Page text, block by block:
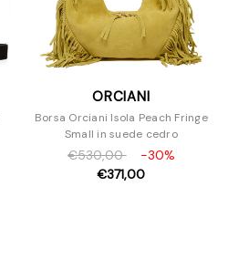
ORCIANI
Borsa Orciani Isola Peach Fringe
Small in suede cedro
€530,00
-30%
€371,00